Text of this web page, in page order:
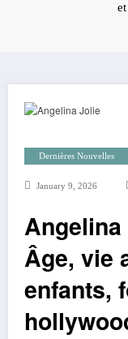
Dernières Nouvelles
January 9, 2026
Âge, vie
enfants,